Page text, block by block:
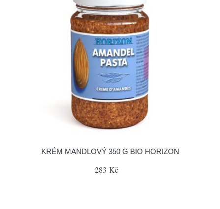
KRÉM MANDLOVÝ 350 G BIO HORIZON
283 Kč